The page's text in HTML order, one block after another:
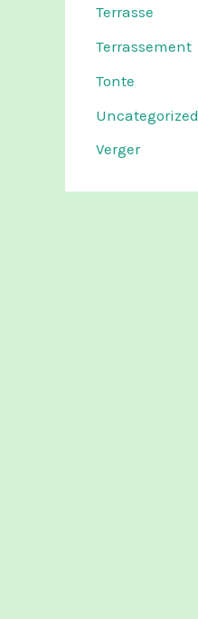
Terrasse
Terrassement
Tonte
Uncategorized
Verger